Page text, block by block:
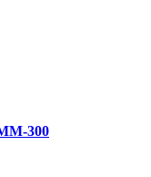
300